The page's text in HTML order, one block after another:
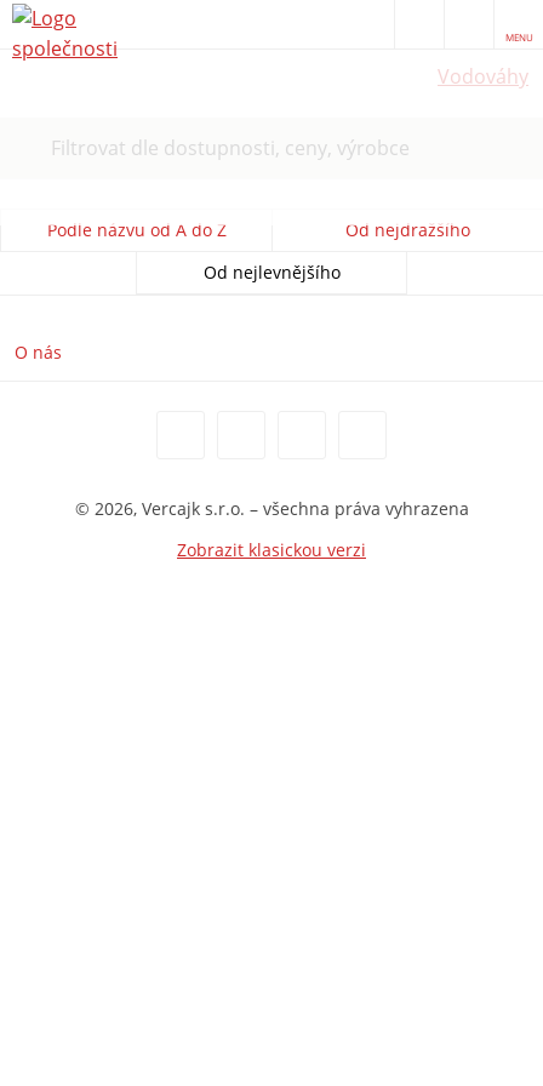
MENU
Vodováhy
Filtrovat dle dostupnosti, ceny, výrobce
Podle názvu od A do Z
Od nejdražšího
Od nejlevnějšího
O nás
© 2026, Vercajk s.r.o. – všechna práva vyhrazena
Zobrazit klasickou verzi